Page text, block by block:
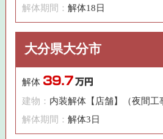
解体期間：解体18日
大分県大分市
解体 39.7 万円
建物： 内装解体【店舗】（夜間工
解体期間：解体3日